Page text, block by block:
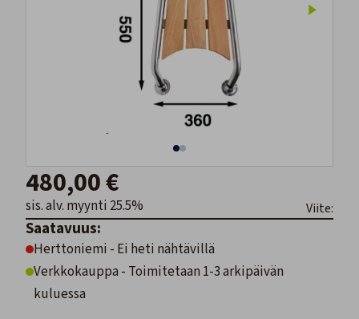
480,00 €
sis. alv. myynti 25.5% Viite:
Saatavuus:
Herttoniemi - Ei heti nähtävillä
Verkkokauppa - Toimitetaan 1-3 arkipäivän
kuluessa